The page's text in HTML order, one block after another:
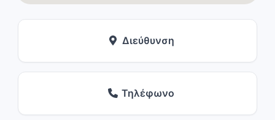
Διεύθυνση
Τηλέφωνο